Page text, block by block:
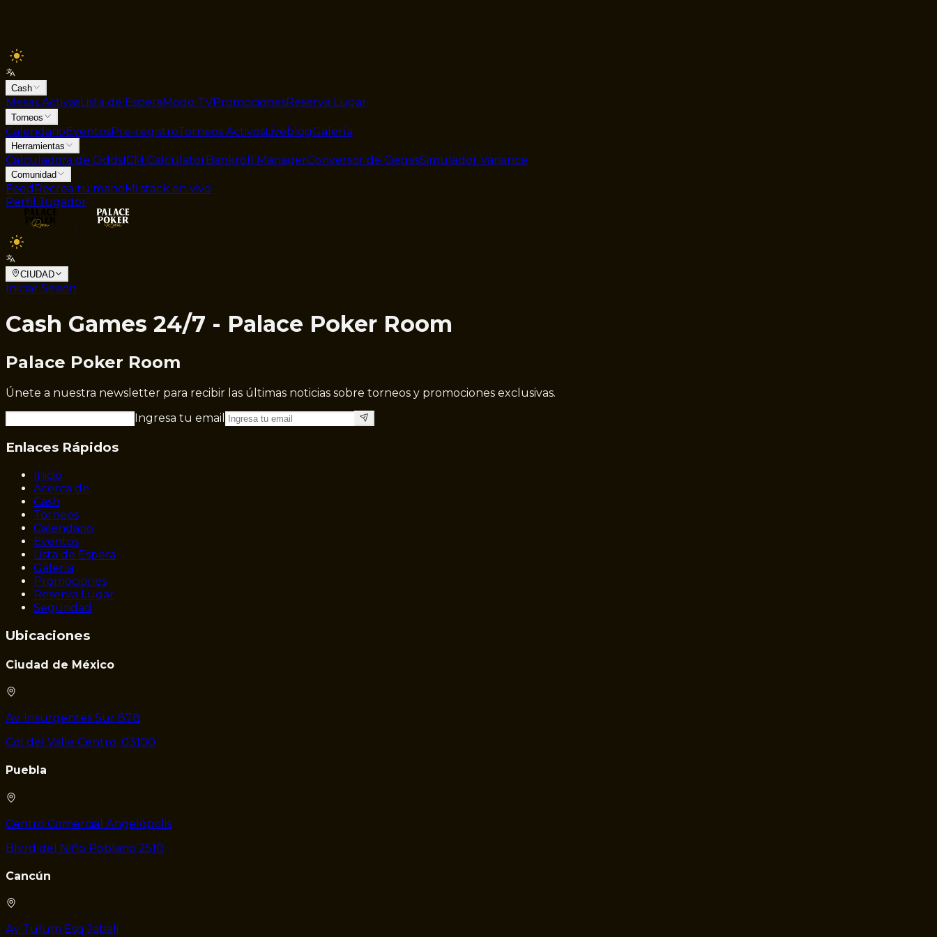
Cash
Mesas ActivasLista de Espera Modo TVPromocionesReserva Lugar
Torneos
CalendarioEventosPre-registroTorneos ActivosLiveblogGalería
Herramientas
Calculadora de OddsICM CalculatorBankroll ManagerConversor de CiegasSimulador Variance
Comunidad
Feed Recrea tu mano Mi stack en vivo
Perfil Jugador
CIUDAD
Iniciar Sesión
Cash Games 24/7 - Palace Poker Room
Palace Poker Room
Únete a nuestra newsletter para recibir las últimas noticias sobre torneos y promociones exclusivas.
Ingresa tu email
Enlaces Rápidos
Inicio
Acerca de
Cash
Torneos
Calendario
Eventos
Lista de Espera
Galería
Promociones
Reserva Lugar
Seguridad
Ubicaciones
Ciudad de México
Av. Insurgentes Sur 878
Col del Valle Centro, 03100
Puebla
Centro Comercial Angelópolis
Blvrd del Niño Poblano 2510
Cancún
Av Tulum Esq Jabali